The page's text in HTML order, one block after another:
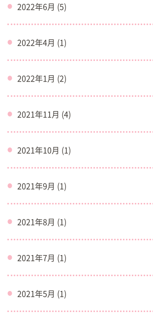
2022年6月 (5)
2022年4月 (1)
2022年1月 (2)
2021年11月 (4)
2021年10月 (1)
2021年9月 (1)
2021年8月 (1)
2021年7月 (1)
2021年5月 (1)